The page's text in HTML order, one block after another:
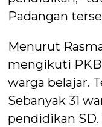
Padangan
Menurut
mengikuti
warga belajar.
Sebanyak 31
pendidikan SD.